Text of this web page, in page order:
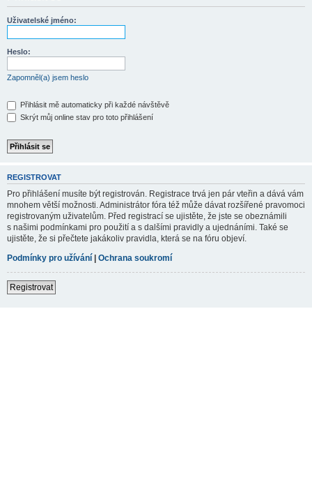
Uživatelské jméno:
Heslo:
Zapomněl(a) jsem heslo
Přihlásit mě automaticky při každé návštěvě
Skrýt můj online stav pro toto přihlášení
REGISTROVAT
Pro přihlášení musíte být registrován. Registrace trvá jen pár vteřin a dává vám
mnohem větší možnosti. Administrátor fóra též může dávat rozšířené pravomoci
registrovaným uživatelům. Před registrací se ujistěte, že jste se obeznámili
s našimi podmínkami pro použití a s dalšími pravidly a ujednáními. Také se
ujistěte, že si přečtete jakákoliv pravidla, která se na fóru objeví.
Podmínky pro užívání | Ochrana soukromí
Registrovat